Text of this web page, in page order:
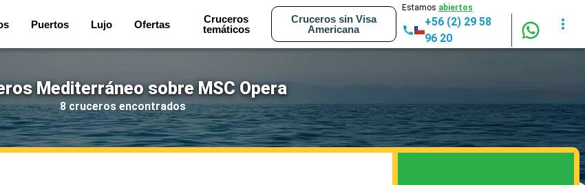
Puertos Lujo Ofertas
Cruceros
temáticos
Cruceros sin Visa
Americana
Estamos abiertos
+56 (2) 29 58
96 20
Mediterráneo sobre MSC Opera
8 cruceros encontrados